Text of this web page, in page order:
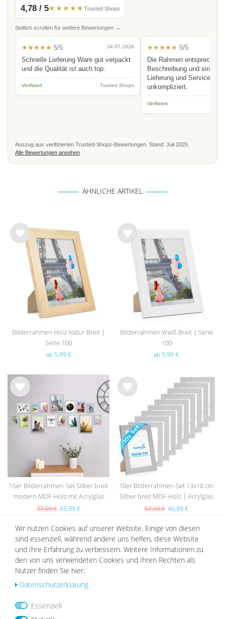
4,78 / 5★★★★★ Trusted Shops
Seitlich scrollen für weitere Bewertungen →
★★★★★ 5/5 24.07.2026
Schnelle Lieferung Ware gut verpackt
und die Qualität ist auch top.
Verifiziert Trusted Shops
★★★★★ 5/5
Die Rahmen entsprechen
Beschreibung und sind
Lieferung und Service
unkompliziert.
Verifiziert
Auszug aus verifizierten Trusted-Shops-Bewertungen. Stand: Juli 2026.
Alle Bewertungen ansehen
ÄHNLICHE ARTIKEL
Wu
Bilderrahmen Holz Natur Breit |
Serie 100
ab 5,99 €
Wu
nsc
Bilderrahmen Weiß Breit | Serie
100
ab 5,99 €
Wu
nsc
hlist
e
15er Bilderrahmen-Set Silber breit
modern MDF-Holz mit Acrylglas
77,09 € 65,99 €
Wu
e
10er Bilderrahmen-Set 13x18 cm
Silber breit MDF-Holz | Acrylglas
57,99 € 46,99 €
DAZU PASSEND
Wu
nsc
Wir nutzen Cookies auf unserer Website. Einige von diesen
sind essenziell, während andere uns helfen, diese Website
und Ihre Erfahrung zu verbessern. Weitere Informationen zu
den von uns verwendeten Cookies und Ihren Rechten als
Nutzer finden Sie hier:
Daten­schutz­erklärung
Essenziell